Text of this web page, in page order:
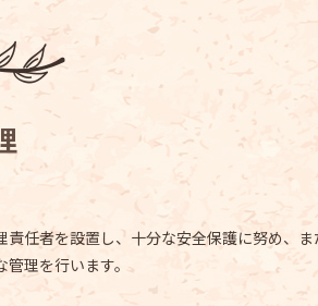
任者を設置し、十分な安全保護に努め、
理を行います。